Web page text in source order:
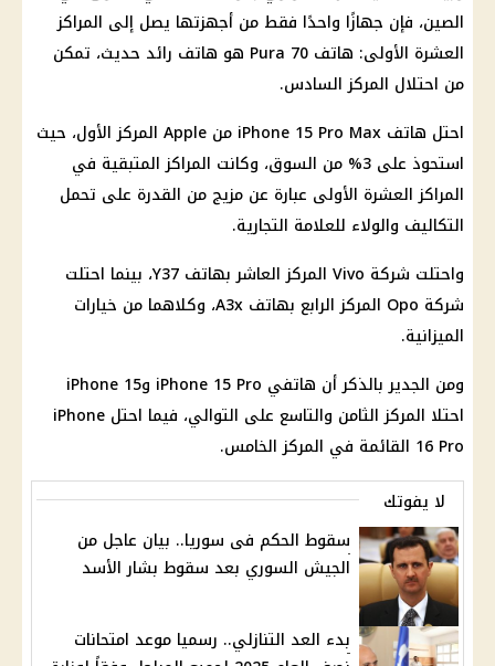
الصين، فإن جهازًا واحدًا فقط من أجهزتها يصل إلى المراكز
العشرة الأولى: هاتف Pura 70 هو هاتف رائد حديث، تمكن
من احتلال المركز السادس.
احتل هاتف iPhone 15 Pro Max من Apple المركز الأول، حيث
استحوذ على 3% من السوق، وكانت المراكز المتبقية في
المراكز العشرة الأولى عبارة عن مزيج من القدرة على تحمل
التكاليف والولاء للعلامة التجارية.
واحتلت شركة Vivo المركز العاشر بهاتف Y37، بينما احتلت
شركة Opo المركز الرابع بهاتف A3x، وكلاهما من خيارات
الميزانية.
ومن الجدير بالذكر أن هاتفي iPhone 15 Pro وiPhone 15
احتلا المركز الثامن والتاسع على التوالي، فيما احتل iPhone
16 Pro القائمة في المركز الخامس.
لا يفوتك
سقوط الحكم فى سوريا.. بيان عاجل من
الجيش السوري بعد سقوط بشار الأسد
بدء العد التنازلي.. رسميا موعد امتحانات